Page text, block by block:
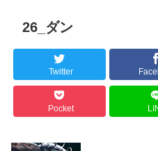
26_ダン
Twitter
Pocket